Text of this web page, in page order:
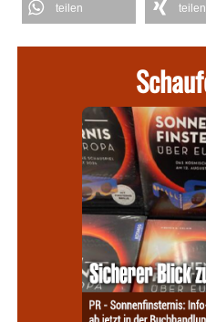
teilen teilen